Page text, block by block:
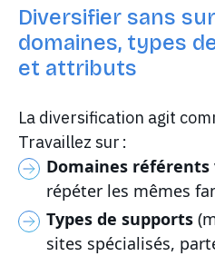
Diversifier sans
domaines, types
et attributs
La diversification agit
Travaillez sur :
Domaines référents
répéter les mêmes
Types de supports
sites spécialisés,